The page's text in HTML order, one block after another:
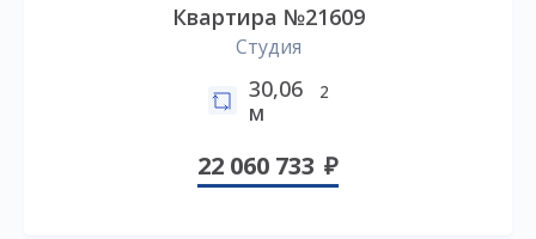
Квартира №21609
Студия
30,06
м
2
22 060 733